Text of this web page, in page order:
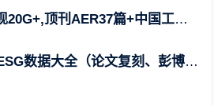
顶刊AER37篇+中国工业经济论文+数据+程序
大全（论文复刻、彭博、华证、商道融绿、富时罗素等）